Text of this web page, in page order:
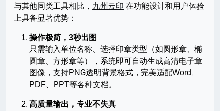
与其他同类工具相比， 九州云印 在功能设计和用户体验
上具备显著优势：
操作极简，3秒出图
只需输入单位名称、选择印章类型（如圆形章、椭
圆章、方形章等），系统即可自动生成高清电子章
图像，支持PNG透明背景格式，完美适配Word、
PDF、PPT等各种文档。
高质量输出，专业不失真